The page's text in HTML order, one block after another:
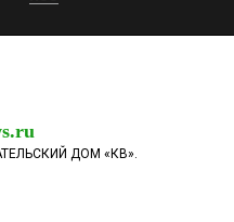
ДОМ «КВ».